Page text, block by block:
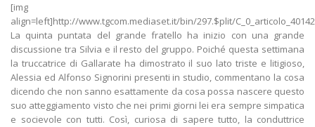
[img
align=left]http://www.tgcom.mediaset.it/bin/297.$plit/
La quinta puntata del grande fratello ha inizio con una grande
discussione tra Silvia e il resto del gruppo. Poiché questa settimana
la truccatrice di Gallarate ha dimostrato il suo lato triste e litigioso,
Alessia ed Alfonso Signorini presenti in studio, commentano la cosa
dicendo che non sanno esattamente da cosa possa nascere questo
suo atteggiamento visto che nei primi giorni lei era sempre simpatica
e socievole con tutti. Così, curiosa di sapere tutto, la conduttrice